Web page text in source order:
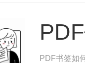
PDF书签如